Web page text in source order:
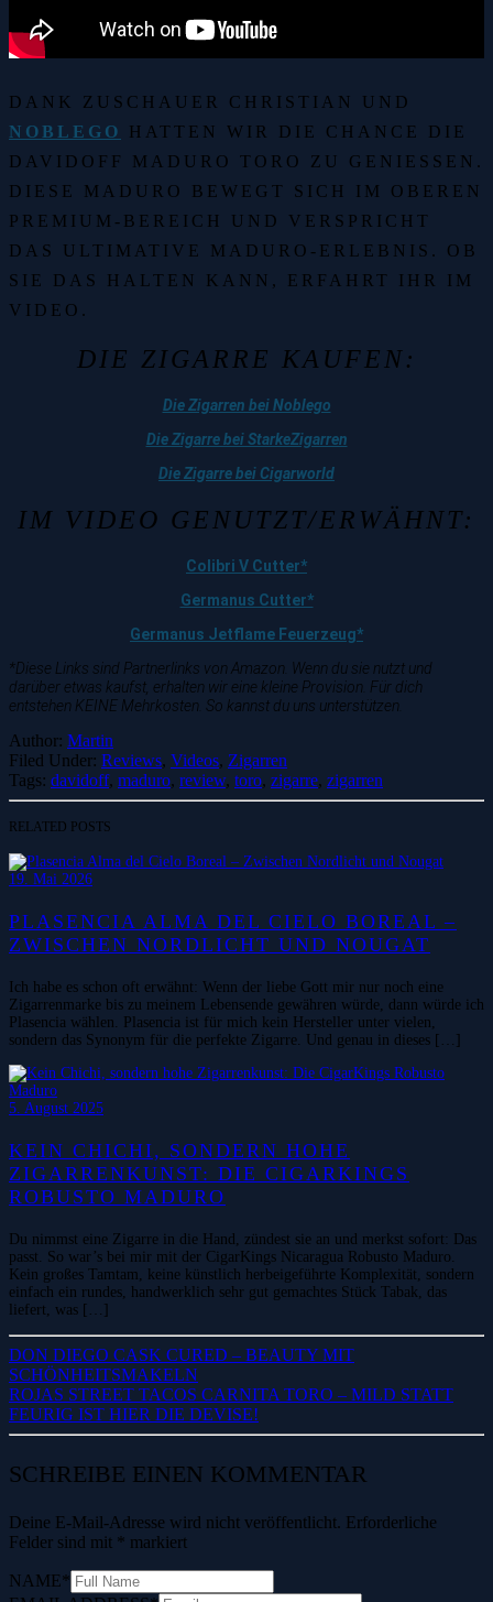
DANK ZUSCHAUER CHRISTIAN UND
NOBLEGO
HATTEN WIR DIE CHANCE DIE
DAVIDOFF MADURO TORO ZU GENIESSEN. D
IESE MADURO BEWEGT SICH IM OBEREN P
REMIUM-BEREICH UND VERSPRICHT D
AS ULTIMATIVE MADURO-ERLEBNIS. OB S
IE DAS HALTEN KANN, ERFAHRT IHR IM V
IDEO.
DIE ZIGARRE KAUFEN:
Die Zigarren bei Noblego
Die Zigarre bei StarkeZigarren
Die Zigarre bei Cigarworld
IM VIDEO GENUTZT/ERWÄHNT:
Colibri V Cutter*
Germanus Cutter*
Germanus Jetflame Feuerzeug*
*Diese Links sind Partnerlinks von Amazon. Wenn du sie nutzt und
darüber etwas kaufst, erhalten wir eine kleine Provision. Für dich
entstehen KEINE Mehrkosten. So kannst du uns unterstützen.
Author: Martin
Filed Under: Reviews, Videos, Zigarren
Tags: davidoff, maduro, review, toro, zigarre, zigarren
RELATED POSTS
19. Mai 2026
PLASENCIA ALMA DEL CIELO BOREAL –
ZWISCHEN NORDLICHT UND NOUGAT
Ich habe es schon oft erwähnt: Wenn der liebe Gott mir nur noch eine
Zigarrenmarke bis zu meinem Lebensende gewähren würde, dann würde ich
Plasencia wählen. Plasencia ist für mich kein Hersteller unter vielen,
sondern das Synonym für die perfekte Zigarre. Und genau in dieses […]
5. August 2025
KEIN CHICHI, SONDERN HOHE
ZIGARRENKUNST: DIE CIGARKINGS
ROBUSTO MADURO
Du nimmst eine Zigarre in die Hand, zündest sie an und merkst sofort: Das
passt. So war’s bei mir mit der CigarKings Nicaragua Robusto Maduro.
Kein großes Tamtam, keine künstlich herbeigeführte Komplexität, sondern
einfach ein rundes, handwerklich sehr gut gemachtes Stück Tabak, das
liefert, was […]
DON DIEGO CASK CURED – BEAUTY MIT
SCHÖNHEITSMAKELN
ROJAS STREET TACOS CARNITA TORO – MILD STATT
FEURIG IST HIER DIE DEVISE!
SCHREIBE EINEN KOMMENTAR
Deine E-Mail-Adresse wird nicht veröffentlicht. Erforderliche
Felder sind mit * markiert
NAME*